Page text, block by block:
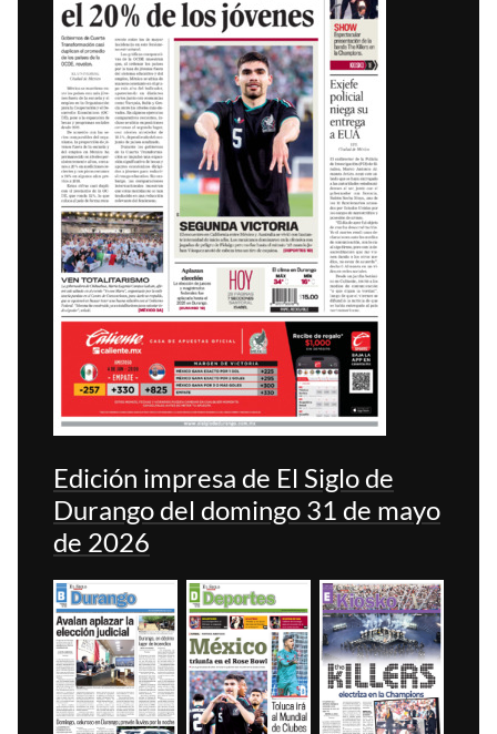
Edición impresa de El Siglo de
Durango del domingo 31 de mayo
de 2026